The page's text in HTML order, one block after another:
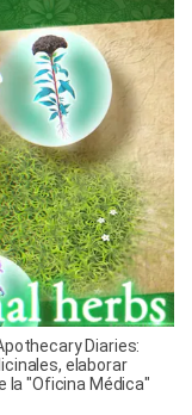
Diaries:
elaborar
la "Oficina Médica"